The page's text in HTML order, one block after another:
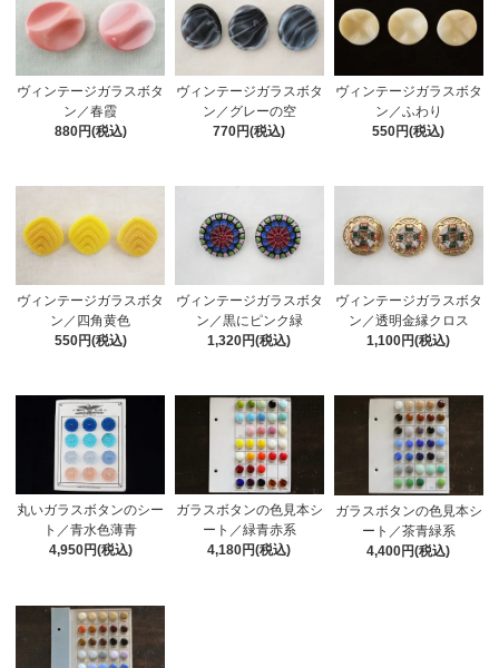
ヴィンテージガラスボタ
ン／春霞
880円(税込)
ヴィンテージガラスボタ
ン／グレーの空
770円(税込)
ヴィンテージガラスボタ
ン／ふわり
550円(税込)
ヴィンテージガラスボタ
ン／四角黄色
550円(税込)
ヴィンテージガラスボタ
ン／黒にピンク緑
1,320円(税込)
ヴィンテージガラスボタ
ン／透明金縁クロス
1,100円(税込)
丸いガラスボタンのシー
ト／青水色薄青
4,950円(税込)
ガラスボタンの色見本シ
ート／緑青赤系
4,180円(税込)
ガラスボタンの色見本シ
ート／茶青緑系
4,400円(税込)